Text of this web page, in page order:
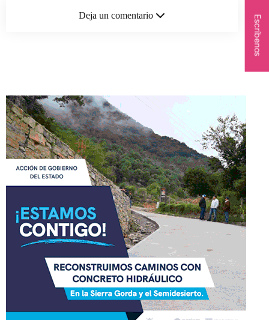
Deja un comentario Escríbenos